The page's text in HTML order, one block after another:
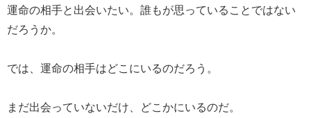
運命の相手と出会いたい。誰もが思っていることではない
だろうか。
では、運命の相手はどこにいるのだろう。
まだ出会っていないだけ、どこかにいるのだ。